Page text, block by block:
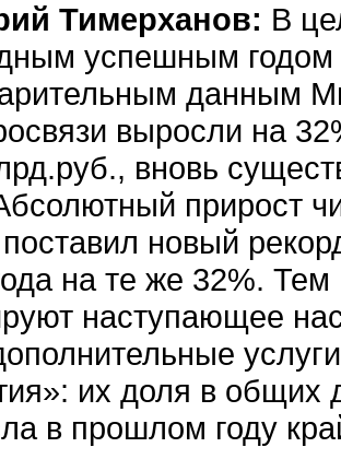
Тимерханов: В
успешным годом
данным
выросли на
вновь
прирост
новый
на те же 32%.
наступающее
их доля в общих
в прошлом году